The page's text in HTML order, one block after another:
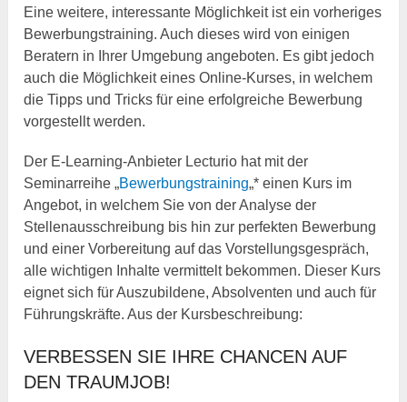
Eine weitere, interessante Möglichkeit ist ein vorheriges
Bewerbungstraining. Auch dieses wird von einigen
Beratern in Ihrer Umgebung angeboten. Es gibt jedoch
auch die Möglichkeit eines Online-Kurses, in welchem
die Tipps und Tricks für eine erfolgreiche Bewerbung
vorgestellt werden.
Der E-Learning-Anbieter Lecturio hat mit der
Seminarreihe „Bewerbungstraining„* einen Kurs im
Angebot, in welchem Sie von der Analyse der
Stellenausschreibung bis hin zur perfekten Bewerbung
und einer Vorbereitung auf das Vorstellungsgespräch,
alle wichtigen Inhalte vermittelt bekommen. Dieser Kurs
eignet sich für Auszubildene, Absolventen und auch für
Führungskräfte. Aus der Kursbeschreibung:
VERBESSEN SIE IHRE CHANCEN AUF
DEN TRAUMJOB!